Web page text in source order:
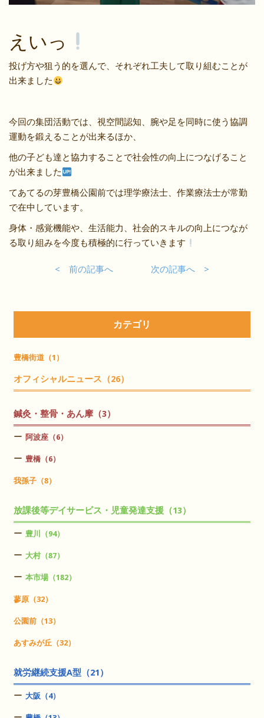
えいっ
投げ方や狙う的を選んで、それぞれ工夫して取り組むことが
出来ました
今回の集団活動では、視空間認知、腕や足を同時に使う協調
運動を鍛えることが出来るほか、
他の子ども達と協力することで社会性の向上につなげること
が出来ました
てあてるの芽豊橋公園前では理学療法士、作業療法士が常勤
で在中しています。
身体・感覚機能や、生活能力、社会的スキルの向上につなが
る取り組みを今度も積極的に行っていきます
< 前の記事へ 次の記事へ >
カテゴリ
豊橋街道（1）
オフィシャルニュース（26）
鍼灸・整骨・あん摩（3）
阿波座（6）
豊橋（6）
我孫子（8）
放課後等デイサービス・児童発達支援（13）
豊川（94）
大村（87）
本市場（182）
蓼原（32）
公園前（13）
あすみが丘（32）
就労継続支援A型（21）
大阪（4）